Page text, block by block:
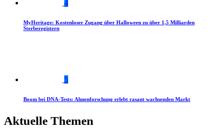
4
MyHeritage: Kostenloser Zugang über Halloween zu über 1,5 Milliarden
Sterberegistern
5
Boom bei DNA-Tests: Ahnenforschung erlebt rasant wachsenden Markt
Aktuelle Themen